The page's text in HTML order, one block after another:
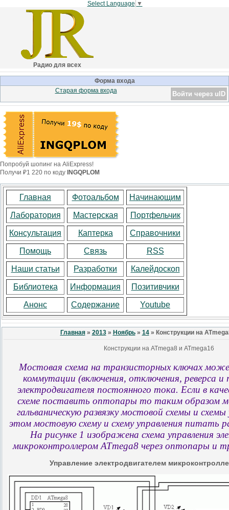
Select Language ▼
Радио для всех
Форма входа
Войти через uID
Старая форма входа
Попробуй шопинг на AliExpress!
Получи ₽1 220 по коду INGQPLOM
Главная Фотоальбом Начинающим
Лаборатория Мастерская Портфельчик
Консультация Каптерка Справочники
Помощь Связь RSS
Наши статьи Разработки Калейдоскоп
Библиотека Информация Позитивчики
Анонс Содержание Youtube
Главная» 2013 » Ноябрь » 14» Конструкции на
Конструкции на ATmega8 и ATmega16
Мостовая схема на транзисторных ключах
коммутации (включения, отключения, реверса
электродвигателя постоянного тока. Если в
схеме поставить оптопары то таким образом
гальваническую развязку мостовой схемы и схемы
этом мостовую схему и схему управления питать
На рисунке 1 изображена схема управления
микроконтроллером ATmega8 через оптопары и
Управление электродвигателем